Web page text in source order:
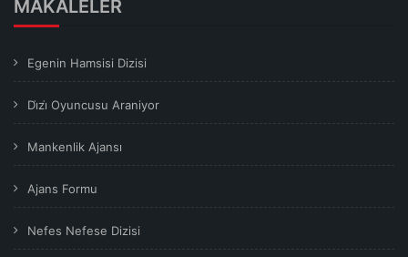
MAKALELER
Egenin Hamsisi Dizisi
Di̇zi̇ Oyuncusu Araniyor
Mankenlik Ajansı
Ajans Formu
Nefes Nefese Dizisi